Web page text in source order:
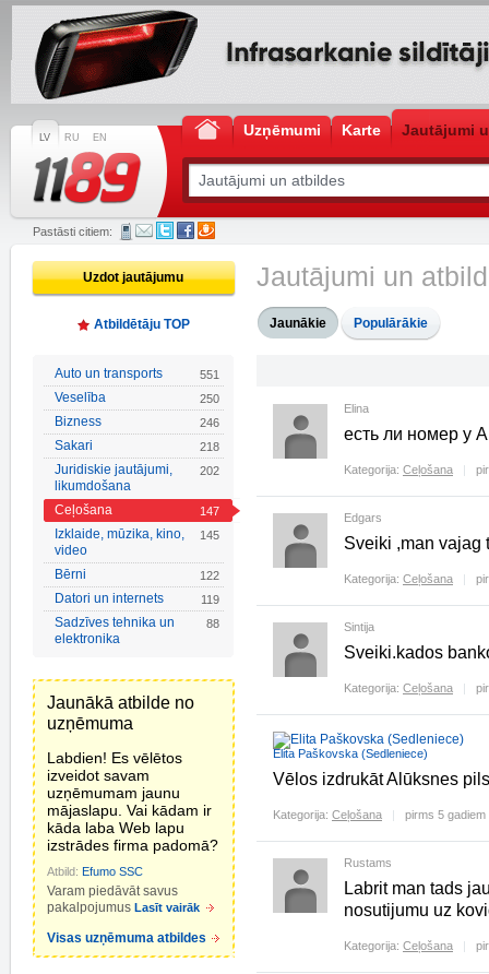
LV RU EN Uzņēmumi Karte Jautājumi
Pastāsti citiem:
Uzdot jautājumu
Atbildētāju TOP
Auto un transports 551
Veselība 250
Bizness 246
Sakari 218
Juridiskie jautājumi,
likumdošana
202
Ceļošana 147
Izklaide, mūzika, kino,
video
145
Bērni 122
Datori un internets 119
Sadzīves tehnika un
elektronika
88
Jaunākā atbilde no
uzņēmuma
Labdien! Es vēlētos
izveidot savam
uzņēmumam jaunu
mājaslapu. Vai kādam ir
kāda laba Web lapu
izstrādes firma padomā?
Atbild: Efumo SSC
Varam piedāvāt savus
pakalpojumus Lasīt vairāk
Visas uzņēmuma atbildes
Jautājumi un
Jaunākie Populārākie
Elina
есть ли номер у
Kategorija: Ceļošana
Edgars
Sveiki ,man vajag
Kategorija: Ceļošana
Sintija
Sveiki.kados
Kategorija: Ceļošana
Elita Paškovska (Sedleniece)
Vēlos izdrukāt Alūksnes
Kategorija: Ceļošana pirms 5 gadiem
Rustams
Labrit man tads
nosutijumu uz
Kategorija: Ceļošana